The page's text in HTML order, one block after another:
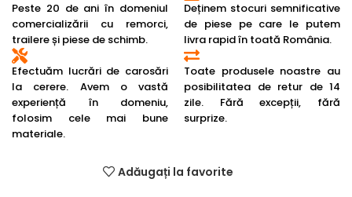
Peste 20 de ani în domeniul
comercializării cu remorci,
trailere și piese de schimb.
Efectuăm lucrări de carosări
la cerere. Avem o vastă
experiență în domeniu,
folosim cele mai bune
materiale.
Deținem stocuri semnificative
de piese pe care le putem
livra rapid în toată România.
Toate produsele noastre au
posibilitatea de retur de 14
zile. Fără excepții, fără
surprize.
Adăugați la favorite